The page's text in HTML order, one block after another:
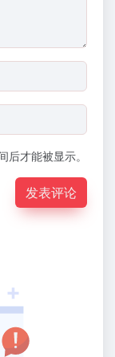
才能被显示。
发表评论